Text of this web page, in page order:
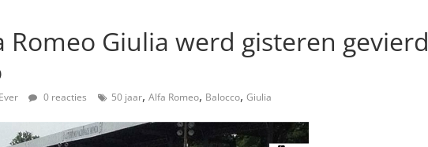
Romeo Giulia werd gisteren gevierd
0 reacties 50 jaar, Alfa Romeo, Balocco, Giulia